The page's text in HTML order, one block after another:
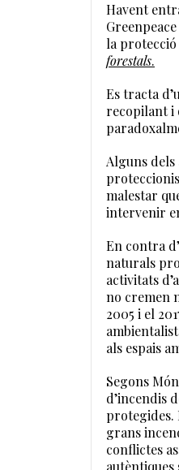
Havent
la protecció
forestals.
Es tracta
recopilant i
Alguns
malestar
intervenir
En contra
naturals
activitats
no cremen
2005 i el
als espais
Segons
d’incendis
protegides.
grans
conflictes
autèntiques